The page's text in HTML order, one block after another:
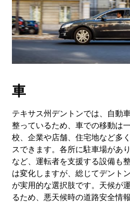
車
テキサス州デントンでは、自動
整っているため、車での移動は
校、企業や店舗、住宅地など多
スできます。各所に駐車場があ
など、運転者を支援する設備も
は変化しますが、総じてデント
が実用的な選択肢です。天候が
るため、悪天候時の道路安全情